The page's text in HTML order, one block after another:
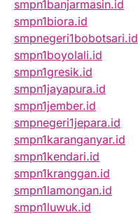
smpn1banjarmasin.id
smpn1biora.id
smpnegeri1bobotsari.id
smpn1boyolali.id
smpn1gresik.id
smpn1jayapura.id
smpn1jember.id
smpnegeri1jepara.id
smpn1karanganyar.id
smpn1kendari.id
smpn1kranggan.id
smpn1lamongan.id
smpn1luwuk.id